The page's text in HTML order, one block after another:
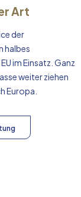
Art
der
halbes
im Einsatz. Ganz
weiter ziehen
Europa